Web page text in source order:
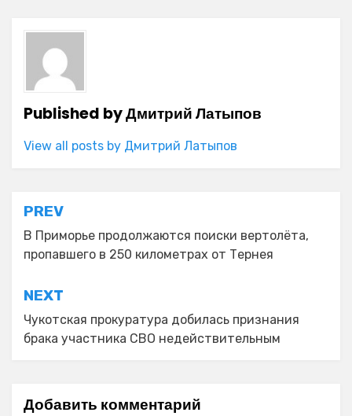
Published byДмитрий Латыпов
View all posts by Дмитрий Латыпов
Навигация
по
записям
PREV
В Приморье продолжаются поиски вертолёта,
пропавшего в 250 километрах от Тернея
NEXT
Чукотская прокуратура добилась признания
брака участника СВО недействительным
Добавить комментарий